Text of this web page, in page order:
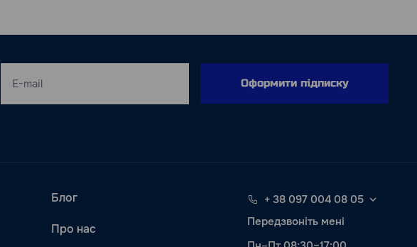
Оформити підписку
Блог
Про нас
+ 38 097 004 08 05
Передзвоніть мені